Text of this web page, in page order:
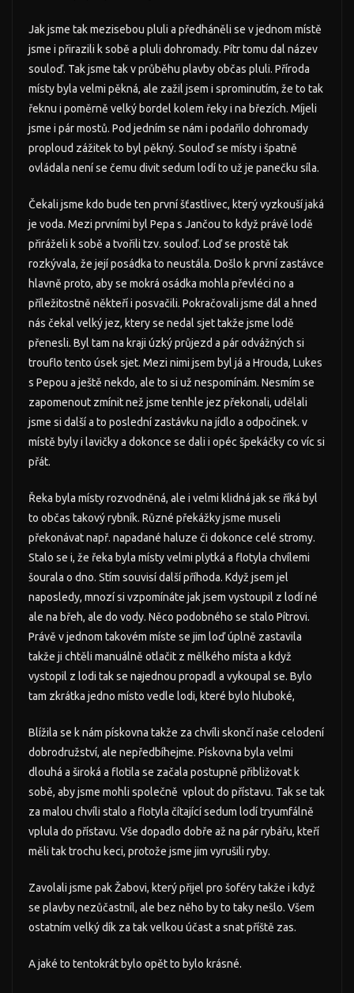
Jak jsme tak mezisebou pluli a předháněli se v jednom místě
jsme i přirazili k sobě a pluli dohromady. Pítr tomu dal název
souloď. Tak jsme tak v průběhu plavby občas pluli. Příroda
místy byla velmi pěkná, ale zažil jsem i sprominutím, že to tak
řeknu i poměrně velký bordel kolem řeky i na březích. Míjeli
jsme i pár mostů. Pod jedním se nám i podařilo dohromady
proploud zážitek to byl pěkný. Souloď se místy i špatně
ovládala není se čemu divit sedum lodí to už je panečku síla.
Čekali jsme kdo bude ten první šťastlivec, který vyzkouší jaká
je voda. Mezi prvními byl Pepa s Jančou to když právě lodě
přiráželi k sobě a tvořili tzv. souloď. Loď se prostě tak
rozkývala, že její posádka to neustála. Došlo k první zastávce
hlavně proto, aby se mokrá osádka mohla převléci no a
příležitostně někteří i posvačili. Pokračovali jsme dál a hned
nás čekal velký jez, ktery se nedal sjet takže jsme lodě
přenesli. Byl tam na kraji úzký průjezd a pár odvážných si
trouflo tento úsek sjet. Mezi nimi jsem byl já a Hrouda, Lukes
s Pepou a ještě nekdo, ale to si už nespomínám. Nesmím se
zapomenout zmínit než jsme tenhle jez překonali, udělali
jsme si další a to poslední zastávku na jídlo a odpočinek. v
místě byly i lavičky a dokonce se dali i opéc špekáčky co víc si
přát.
Řeka byla místy rozvodněná, ale i velmi klidná jak se říká byl
to občas takový rybník. Různé překážky jsme museli
překonávat např. napadané haluze či dokonce celé stromy.
Stalo se i, že řeka byla místy velmi plytká a flotyla chvílemi
šourala o dno. Stím souvisí další příhoda. Když jsem jel
naposledy, mnozí si vzpomínáte jak jsem vystoupil z lodí né
ale na břeh, ale do vody. Něco podobného se stalo Pítrovi.
Právě v jednom takovém míste se jim loď úplně zastavila
takže ji chtěli manuálně otlačit z mělkého místa a když
vystopil z lodi tak se najednou propadl a vykoupal se. Bylo
tam zkrátka jedno místo vedle lodi, které bylo hluboké,
Blížila se k nám pískovna takže za chvíli skončí naše celodení
dobrodružství, ale nepředbíhejme. Pískovna byla velmi
dlouhá a široká a flotila se začala postupně přibližovat k
sobě, aby jsme mohli společně vplout do přístavu. Tak se tak
za malou chvíli stalo a flotyla čítající sedum lodí tryumfálně
vplula do přístavu. Vše dopadlo dobře až na pár rybářu, kteří
měli tak trochu keci, protože jsme jim vyrušili ryby.
Zavolali jsme pak Žabovi, který přijel pro šoféry takže i když
se plavby nezůčastníl, ale bez něho by to taky nešlo. Všem
ostatním velký dík za tak velkou účast a snat příště zas.
A jaké to tentokrát bylo opět to bylo krásné.